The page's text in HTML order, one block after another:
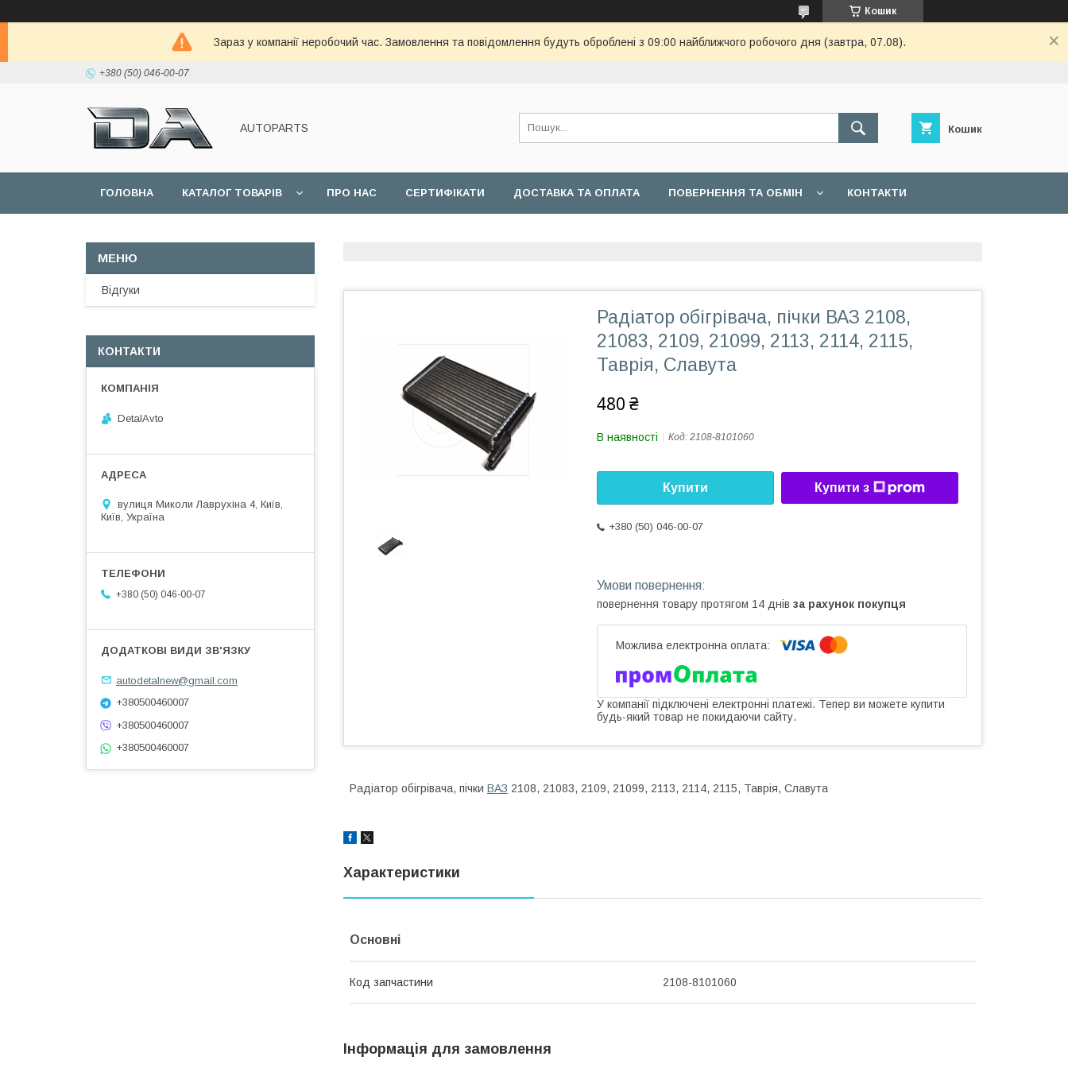
Кошик
Зараз у компанії неробочий час. Замовлення та повідомлення будуть оброблені з 09:00 найближчого робочого дня (завтра, 07.08).
+380 (50) 046-00-07
AUTOPARTS Кошик
ГОЛОВНА КАТАЛОГ ТОВАРІВ ПРО НАС СЕРТИФІКАТИ ДОСТАВКА ТА ОПЛАТА ПОВЕРНЕННЯ ТА ОБМІН КОНТАКТИ
Радіатор обігрівача, пічки ВАЗ 2108,
21083, 2109, 21099, 2113, 2114, 2115,
Таврія, Славута
480 ₴
В наявності Код: 2108-8101060
Купити Купити з
+380 (50) 046-00-07
повернення товару протягом 14 днів за рахунок покупця
У компанії підключені електронні платежі. Тепер ви можете купити
будь-який товар не покидаючи сайту.
Радіатор обігрівача, пічки ВАЗ 2108, 21083, 2109, 21099, 2113, 2114, 2115, Таврія, Славута
Характеристики
Основні
Код запчастини 2108-8101060
Інформація для замовлення
Відгуки
КОНТАКТИ
DetalAvto
вулиця Миколи Лаврухіна 4, Київ,
Київ, Україна
+380 (50) 046-00-07
autodetalnew@gmail.com
+380500460007
+380500460007
+380500460007